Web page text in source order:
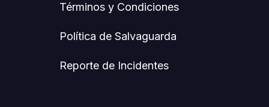
Términos y Condiciones
Política de Salvaguarda
Reporte de Incidentes